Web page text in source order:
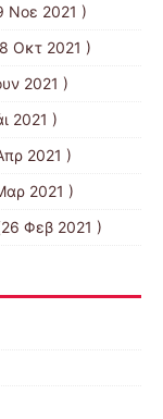
Νοε 2021 )
Οκτ 2021 )
2021 )
2021 )
2021 )
2021 )
Φεβ 2021 )